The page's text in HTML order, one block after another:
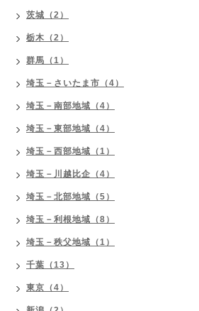
茨城（2）
栃木（2）
群馬（1）
埼玉－さいたま市（4）
埼玉－南部地域（4）
埼玉－東部地域（4）
埼玉－西部地域（1）
埼玉－川越比企（4）
埼玉－北部地域（5）
埼玉－利根地域（8）
埼玉－秩父地域（1）
千葉（13）
東京（4）